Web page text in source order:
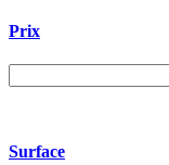
Prix
Surface